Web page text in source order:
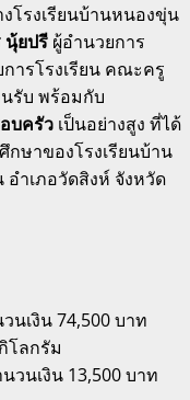
โรงเรียนบ้านหนองขุ่น
นุ้ยปรี ผู้อำนวยการ
ารโรงเรียน คณะครู
รับ พร้อมกับ
บครัว เป็นอย่างสูง ที่ได้
กษาของโรงเรียนบ้าน
ำเภอวัดสิงห์ จังหวัด
นเงิน 74,500 บาท
โลกรัม
วนเงิน 13,500 บาท